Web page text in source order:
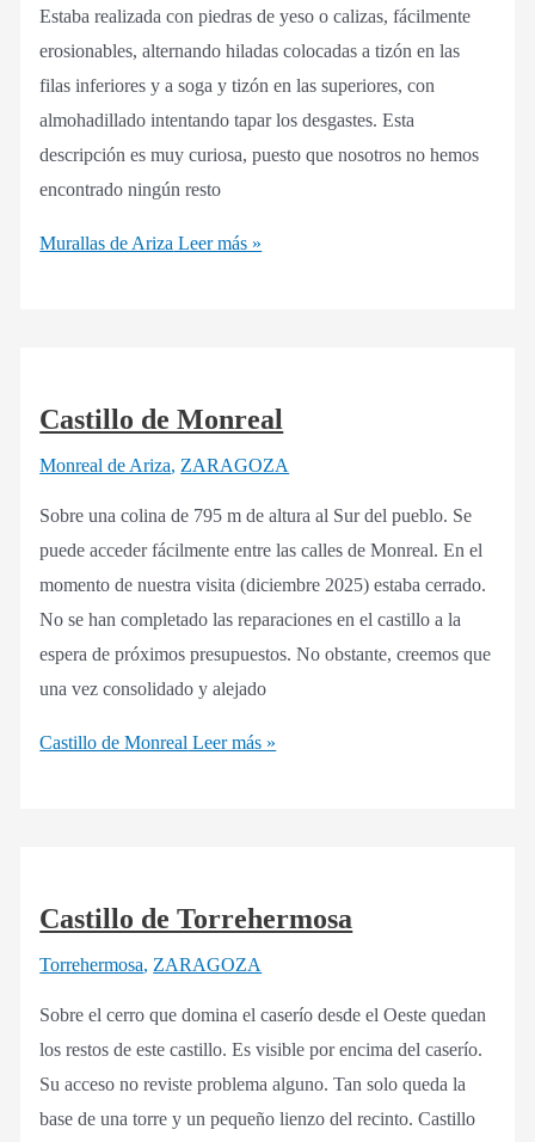
Estaba realizada con piedras de yeso o calizas, fácilmente
erosionables, alternando hiladas colocadas a tizón en las
filas inferiores y a soga y tizón en las superiores, con
almohadillado intentando tapar los desgastes. Esta
descripción es muy curiosa, puesto que nosotros no hemos
encontrado ningún resto
Murallas de Ariza Leer más »
Castillo de Monreal
Monreal de Ariza, ZARAGOZA
Sobre una colina de 795 m de altura al Sur del pueblo. Se
puede acceder fácilmente entre las calles de Monreal. En el
momento de nuestra visita (diciembre 2025) estaba cerrado.
No se han completado las reparaciones en el castillo a la
espera de próximos presupuestos. No obstante, creemos que
una vez consolidado y alejado
Castillo de Monreal Leer más »
Castillo de Torrehermosa
Torrehermosa, ZARAGOZA
Sobre el cerro que domina el caserío desde el Oeste quedan
los restos de este castillo. Es visible por encima del caserío.
Su acceso no reviste problema alguno. Tan solo queda la
base de una torre y un pequeño lienzo del recinto. Castillo